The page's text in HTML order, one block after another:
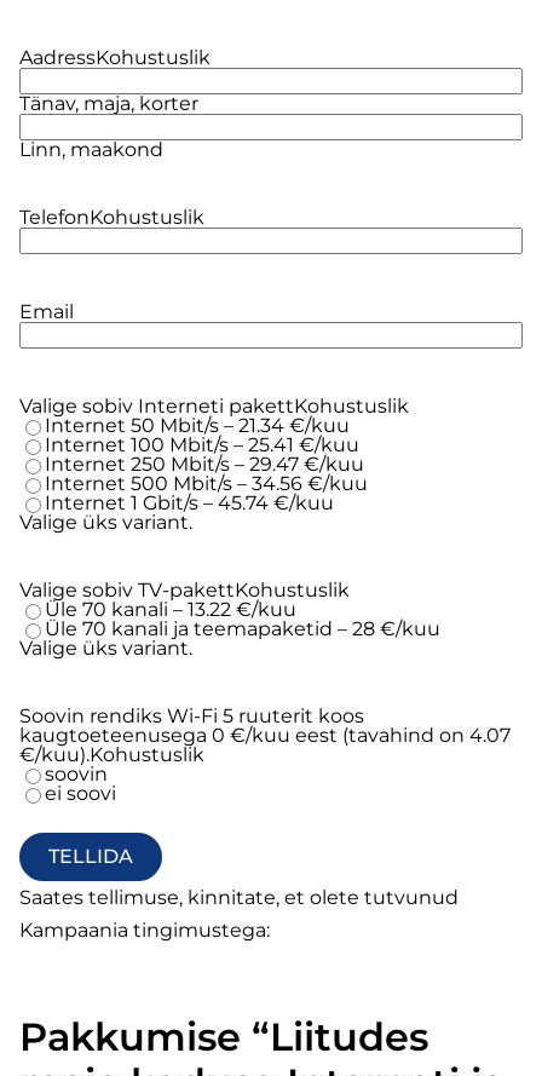
AadressKohustuslik
Tänav, maja, korter
Linn, maakond
TelefonKohustuslik
Email
Valige sobiv Interneti pakettKohustuslik
Internet 50 Mbit/s – 21.34 €/kuu
Internet 100 Mbit/s – 25.41 €/kuu
Internet 250 Mbit/s – 29.47 €/kuu
Internet 500 Mbit/s – 34.56 €/kuu
Internet 1 Gbit/s – 45.74 €/kuu
Valige üks variant.
Valige sobiv TV-pakettKohustuslik
Üle 70 kanali – 13.22 €/kuu
Üle 70 kanali ja teemapaketid – 28 €/kuu
Valige üks variant.
Soovin rendiks Wi-Fi 5 ruuterit koos
kaugtoeteenusega 0 €/kuu eest (tavahind on 4.07
€/kuu).Kohustuslik
soovin
ei soovi
Saates tellimuse, kinnitate, et olete tutvunud
Kampaania tingimustega:
Pakkumise “Liitudes